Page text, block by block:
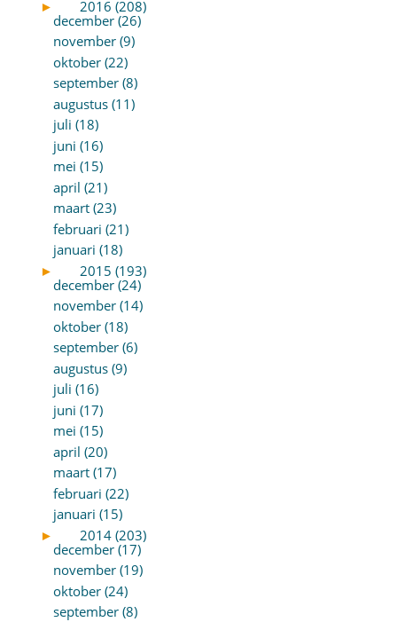
►
2016 (208)
december (26)
november (9)
oktober (22)
september (8)
augustus (11)
juli (18)
juni (16)
mei (15)
april (21)
maart (23)
februari (21)
januari (18)
►
2015 (193)
december (24)
november (14)
oktober (18)
september (6)
augustus (9)
juli (16)
juni (17)
mei (15)
april (20)
maart (17)
februari (22)
januari (15)
►
2014 (203)
december (17)
november (19)
oktober (24)
september (8)